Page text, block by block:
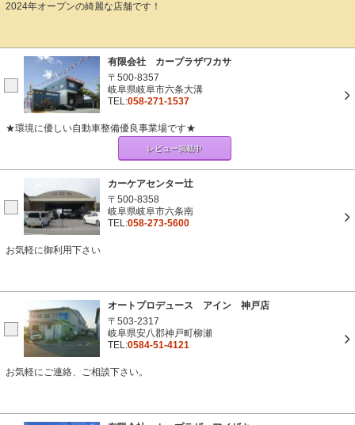
2024年オープンの綺麗な店舗です！
有限会社 カープラザワカサ
〒500-8357
岐阜県岐阜市六条大溝
TEL:058-271-1537
★環境に優しい自動車整備優良事業場です★
レビュー掲載中
カーケアセンター辻
〒500-8358
岐阜県岐阜市六条南
TEL:058-273-5600
お気軽に御利用下さい
オートプロデュース アイン 神戸店
〒503-2317
岐阜県安八郡神戸町柳瀬
TEL:0584-51-4121
お気軽にご連絡、ご相談下さい。